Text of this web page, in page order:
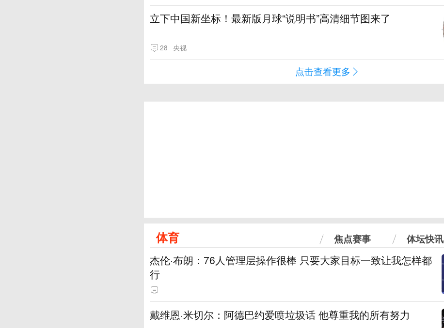
立下中国新坐标！最新版月球“说明书”高清细节图来了
28 央视
点击查看更多
体育 焦点赛事 体坛快讯
杰伦·布朗：76人管理层操作很棒 只要大家目标一致让我怎样都
行
戴维恩·米切尔：阿德巴约爱喷垃圾话 他尊重我的所有努力